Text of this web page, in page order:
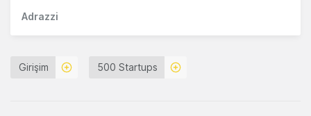
Adrazzi
Girişim 500 Startups